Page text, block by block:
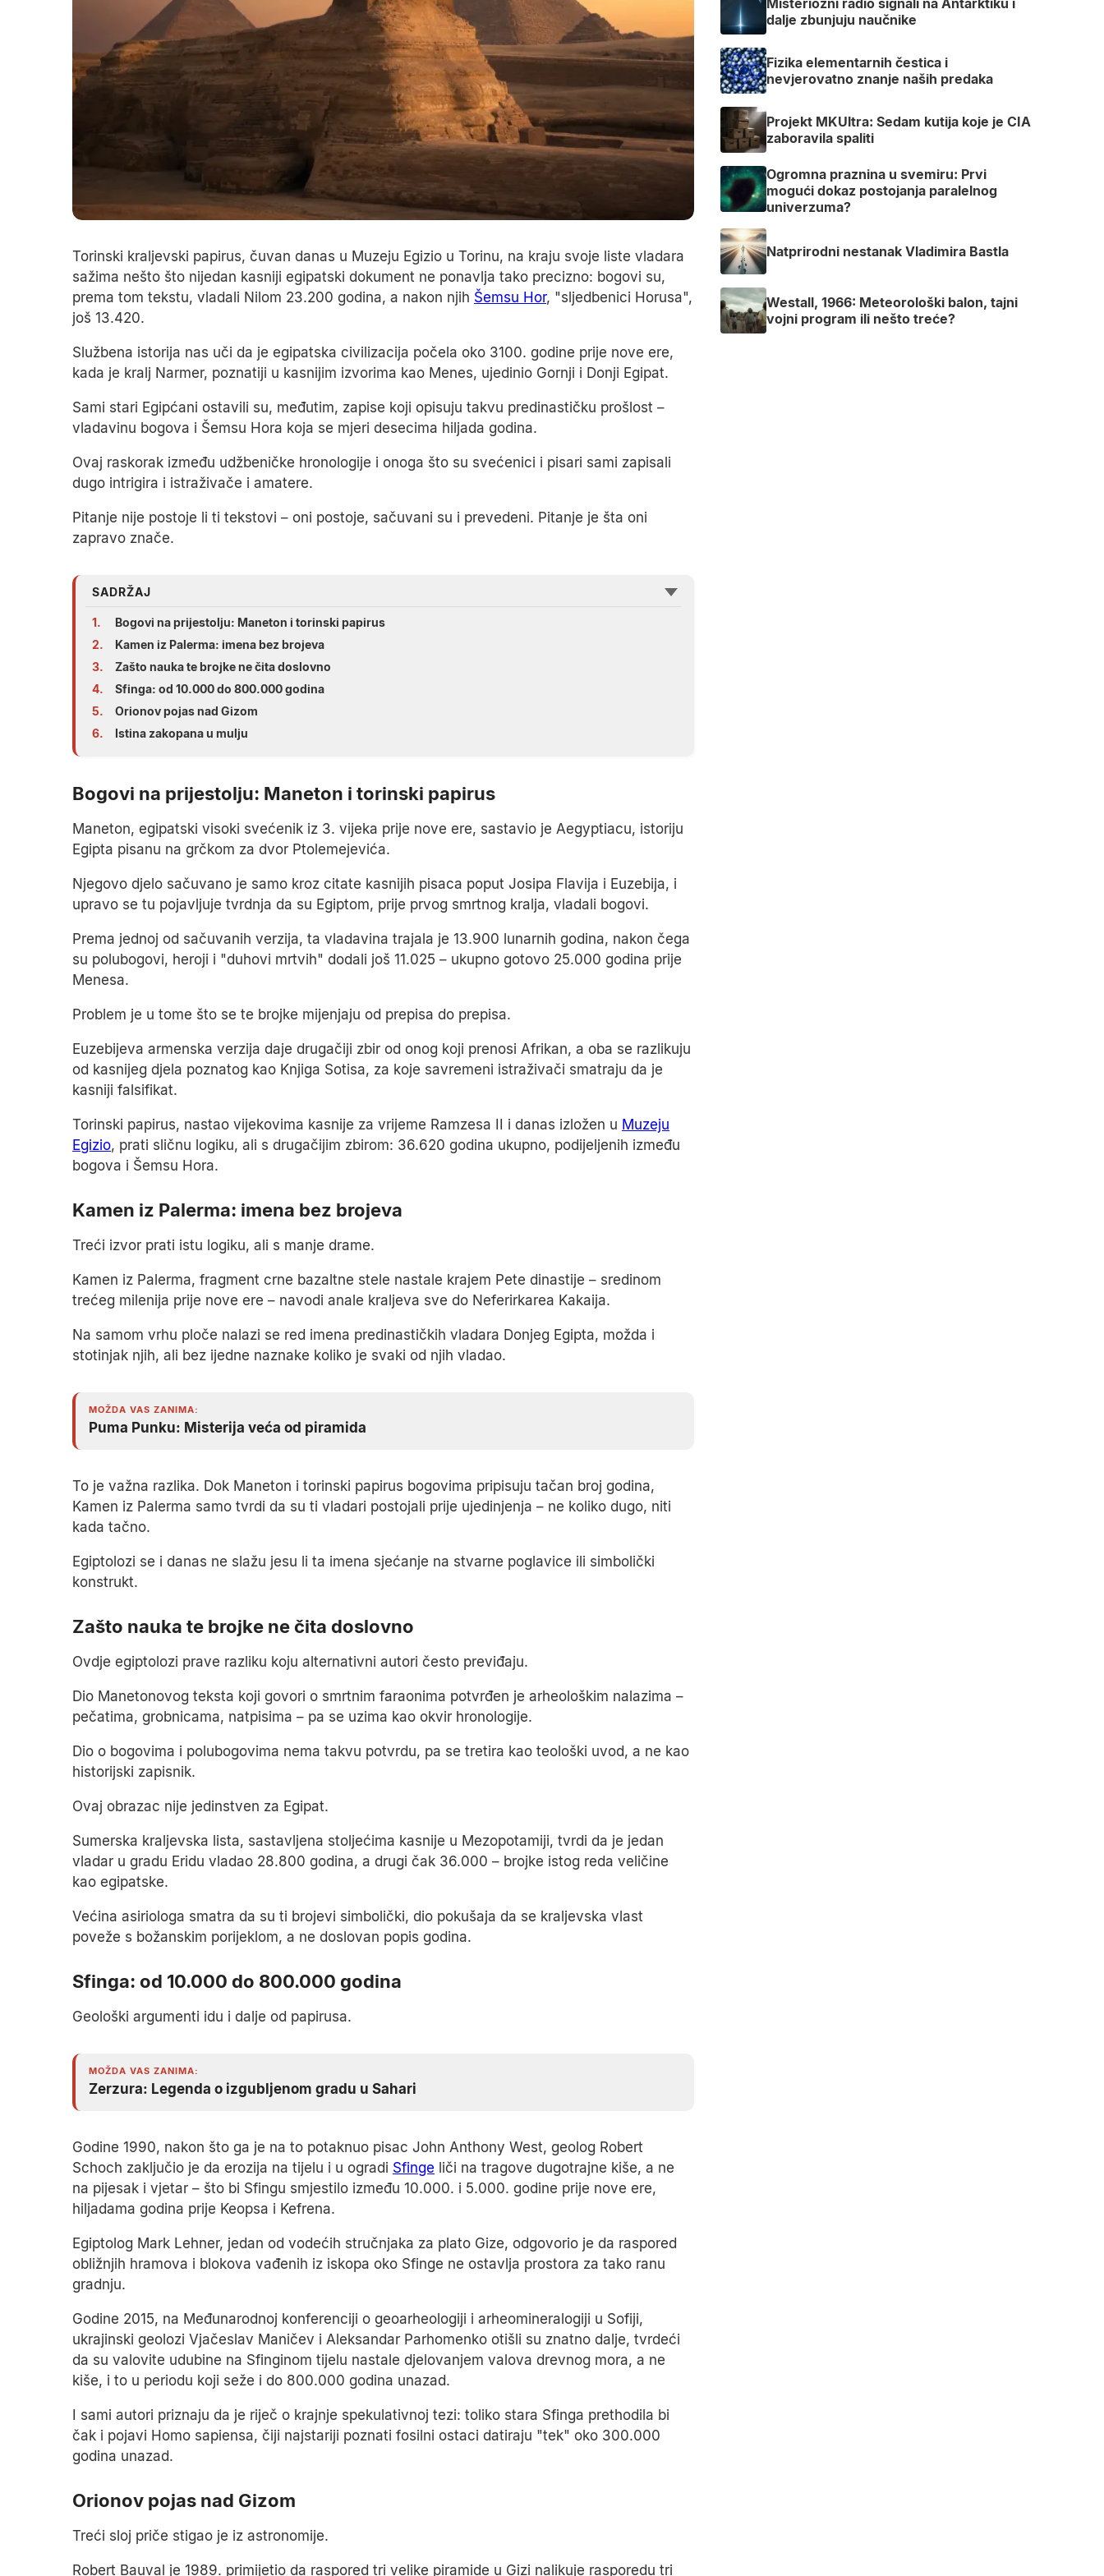
Torinski kraljevski papirus, čuvan danas u Muzeju Egizio u Torinu, na kraju svoje liste vladara
sažima nešto što nijedan kasniji egipatski dokument ne ponavlja tako precizno: bogovi su,
prema tom tekstu, vladali Nilom 23.200 godina, a nakon njih Šemsu Hor, "sljedbenici Horusa",
još 13.420.
Službena istorija nas uči da je egipatska civilizacija počela oko 3100. godine prije nove ere,
kada je kralj Narmer, poznatiji u kasnijim izvorima kao Menes, ujedinio Gornji i Donji Egipat.
Sami stari Egipćani ostavili su, međutim, zapise koji opisuju takvu predinastičku prošlost –
vladavinu bogova i Šemsu Hora koja se mjeri desecima hiljada godina.
Ovaj raskorak između udžbeničke hronologije i onoga što su svećenici i pisari sami zapisali
dugo intrigira i istraživače i amatere.
Pitanje nije postoje li ti tekstovi – oni postoje, sačuvani su i prevedeni. Pitanje je šta oni
zapravo znače.
SADRŽAJ
1.
Bogovi na prijestolju: Maneton i torinski papirus
2.
Kamen iz Palerma: imena bez brojeva
3.
Zašto nauka te brojke ne čita doslovno
4.
Sfinga: od 10.000 do 800.000 godina
5.
Orionov pojas nad Gizom
6.
Istina zakopana u mulju
Bogovi na prijestolju: Maneton i torinski papirus
Maneton, egipatski visoki svećenik iz 3. vijeka prije nove ere, sastavio je Aegyptiacu, istoriju
Egipta pisanu na grčkom za dvor Ptolemejevića.
Njegovo djelo sačuvano je samo kroz citate kasnijih pisaca poput Josipa Flavija i Euzebija, i
upravo se tu pojavljuje tvrdnja da su Egiptom, prije prvog smrtnog kralja, vladali bogovi.
Prema jednoj od sačuvanih verzija, ta vladavina trajala je 13.900 lunarnih godina, nakon čega
su polubogovi, heroji i "duhovi mrtvih" dodali još 11.025 – ukupno gotovo 25.000 godina prije
Menesa.
Problem je u tome što se te brojke mijenjaju od prepisa do prepisa.
Euzebijeva armenska verzija daje drugačiji zbir od onog koji prenosi Afrikan, a oba se razlikuju
od kasnijeg djela poznatog kao Knjiga Sotisa, za koje savremeni istraživači smatraju da je
kasniji falsifikat.
Torinski papirus, nastao vijekovima kasnije za vrijeme Ramzesa II i danas izložen u Muzeju
Egizio, prati sličnu logiku, ali s drugačijim zbirom: 36.620 godina ukupno, podijeljenih između
bogova i Šemsu Hora.
Kamen iz Palerma: imena bez brojeva
Treći izvor prati istu logiku, ali s manje drame.
Kamen iz Palerma, fragment crne bazaltne stele nastale krajem Pete dinastije – sredinom
trećeg milenija prije nove ere – navodi anale kraljeva sve do Neferirkarea Kakaija.
Na samom vrhu ploče nalazi se red imena predinastičkih vladara Donjeg Egipta, možda i
stotinjak njih, ali bez ijedne naznake koliko je svaki od njih vladao.
MOŽDA VAS ZANIMA:
Puma Punku: Misterija veća od piramida
To je važna razlika. Dok Maneton i torinski papirus bogovima pripisuju tačan broj godina,
Kamen iz Palerma samo tvrdi da su ti vladari postojali prije ujedinjenja – ne koliko dugo, niti
kada tačno.
Egiptolozi se i danas ne slažu jesu li ta imena sjećanje na stvarne poglavice ili simbolički
konstrukt.
Zašto nauka te brojke ne čita doslovno
Ovdje egiptolozi prave razliku koju alternativni autori često previđaju.
Dio Manetonovog teksta koji govori o smrtnim faraonima potvrđen je arheološkim nalazima –
pečatima, grobnicama, natpisima – pa se uzima kao okvir hronologije.
Dio o bogovima i polubogovima nema takvu potvrdu, pa se tretira kao teološki uvod, a ne kao
historijski zapisnik.
Ovaj obrazac nije jedinstven za Egipat.
Sumerska kraljevska lista, sastavljena stoljećima kasnije u Mezopotamiji, tvrdi da je jedan
vladar u gradu Eridu vladao 28.800 godina, a drugi čak 36.000 – brojke istog reda veličine
kao egipatske.
Većina asiriologa smatra da su ti brojevi simbolički, dio pokušaja da se kraljevska vlast
poveže s božanskim porijeklom, a ne doslovan popis godina.
Sfinga: od 10.000 do 800.000 godina
Geološki argumenti idu i dalje od papirusa.
MOŽDA VAS ZANIMA:
Zerzura: Legenda o izgubljenom gradu u Sahari
Godine 1990, nakon što ga je na to potaknuo pisac John Anthony West, geolog Robert
Schoch zaključio je da erozija na tijelu i u ogradi Sfinge liči na tragove dugotrajne kiše, a ne
na pijesak i vjetar – što bi Sfingu smjestilo između 10.000. i 5.000. godine prije nove ere,
hiljadama godina prije Keopsa i Kefrena.
Egiptolog Mark Lehner, jedan od vodećih stručnjaka za plato Gize, odgovorio je da raspored
obližnjih hramova i blokova vađenih iz iskopa oko Sfinge ne ostavlja prostora za tako ranu
gradnju.
Godine 2015, na Međunarodnoj konferenciji o geoarheologiji i arheomineralogiji u Sofiji,
ukrajinski geolozi Vjačeslav Maničev i Aleksandar Parhomenko otišli su znatno dalje, tvrdeći
da su valovite udubine na Sfinginom tijelu nastale djelovanjem valova drevnog mora, a ne
kiše, i to u periodu koji seže i do 800.000 godina unazad.
I sami autori priznaju da je riječ o krajnje spekulativnoj tezi: toliko stara Sfinga prethodila bi
čak i pojavi Homo sapiensa, čiji najstariji poznati fosilni ostaci datiraju "tek" oko 300.000
godina unazad.
Orionov pojas nad Gizom
Treći sloj priče stigao je iz astronomije.
Robert Bauval je 1989. primijetio da raspored tri velike piramide u Gizi nalikuje rasporedu tri
dalje zbunjuju naučnike
Fizika elementarnih čestica i
nevjerovatno znanje naših predaka
Projekt MKUltra: Sedam kutija koje je CIA
zaboravila spaliti
Ogromna praznina u svemiru: Prvi
mogući dokaz postojanja paralelnog
univerzuma?
Natprirodni nestanak Vladimira Bastla
Westall, 1966: Meteorološki balon, tajni
vojni program ili nešto treće?